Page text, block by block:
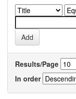
Results/Page
In order